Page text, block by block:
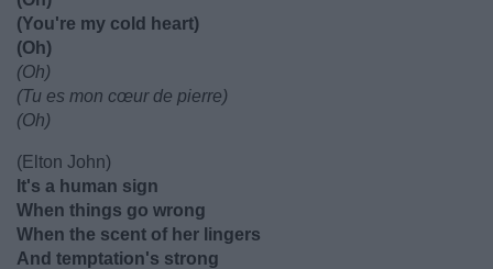
(You're my cold heart)
(Oh)
(Oh)
(Tu es mon cœur de pierre)
(Oh)
(Elton John)
It's a human sign
When things go wrong
When the scent of her lingers
And temptation's strong